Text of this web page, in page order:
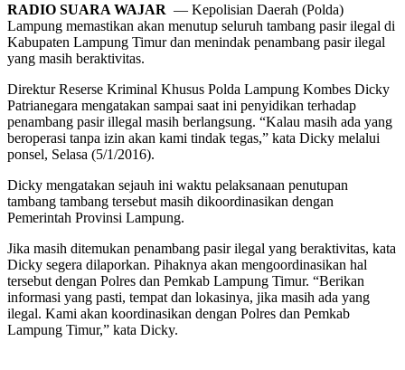
RADIO SUARA WAJAR — Kepolisian Daerah (Polda)
Lampung memastikan akan menutup seluruh tambang pasir ilegal di
Kabupaten Lampung Timur dan menindak penambang pasir ilegal
yang masih beraktivitas.
Direktur Reserse Kriminal Khusus Polda Lampung Kombes Dicky
Patrianegara mengatakan sampai saat ini penyidikan terhadap
penambang pasir illegal masih berlangsung. “Kalau masih ada yang
beroperasi tanpa izin akan kami tindak tegas,” kata Dicky melalui
ponsel, Selasa (5/1/2016).
Dicky mengatakan sejauh ini waktu pelaksanaan penutupan
tambang tambang tersebut masih dikoordinasikan dengan
Pemerintah Provinsi Lampung.
Jika masih ditemukan penambang pasir ilegal yang beraktivitas, kata
Dicky segera dilaporkan. Pihaknya akan mengoordinasikan hal
tersebut dengan Polres dan Pemkab Lampung Timur. “Berikan
informasi yang pasti, tempat dan lokasinya, jika masih ada yang
ilegal. Kami akan koordinasikan dengan Polres dan Pemkab
Lampung Timur,” kata Dicky.